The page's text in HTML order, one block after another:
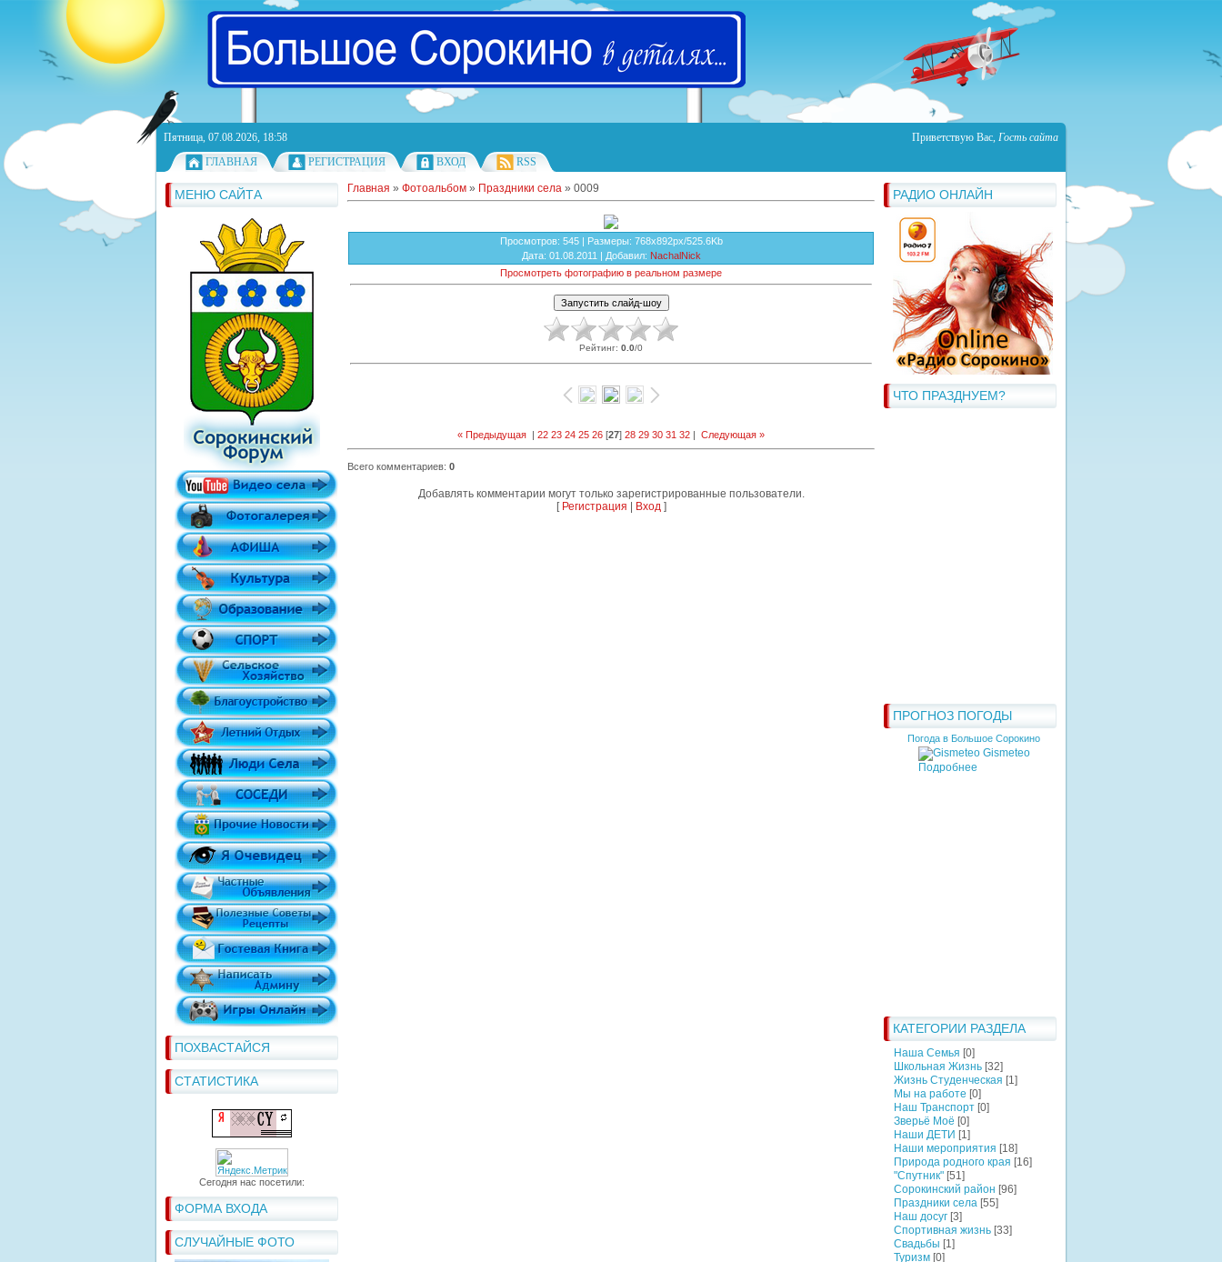
Пятница, 07.08.2026, 18:58 Приветствую Вас, Гость сайта
ГЛАВНАЯ
РЕГИСТРАЦИЯ ВХОД RSS
МЕНЮ САЙТА
ПОХВАСТАЙСЯ
СТАТИСТИКА
Сегодня нас посетили:
ФОРМА ВХОДА
СЛУЧАЙНЫЕ ФОТО
РАДИО ОНЛАЙН
ЧТО ПРАЗДНУЕМ?
ПРОГНОЗ ПОГОДЫ
Погода в Большое Сорокино
Gismeteo
Подробнее
КАТЕГОРИИ РАЗДЕЛА
Наша Семья [0]
Школьная Жизнь [32]
Жизнь Студенческая [1]
Мы на работе [0]
Наш Транспорт [0]
Зверьё Моё [0]
Наши ДЕТИ [1]
Наши мероприятия [18]
Природа родного края [16]
"Спутник" [51]
Сорокинский район [96]
Праздники села [55]
Наш досуг [3]
Спортивная жизнь [33]
Свадьбы [1]
Туризм [0]
Главная » Фотоальбом » Праздники села » 0009
Просмотров: 545 | Размеры: 768x892px/525.6Kb
Дата: 01.08.2011 | Добавил: NachalNick
Просмотреть фотографию в реальном размере
Рейтинг: 0.0/0
« Предыдущая | 22 23 24 25 26 [27] 28 29 30 31 32 | Следующая »
Всего комментариев: 0
Добавлять комментарии могут только зарегистрированные пользователи.
[ Регистрация Вход]